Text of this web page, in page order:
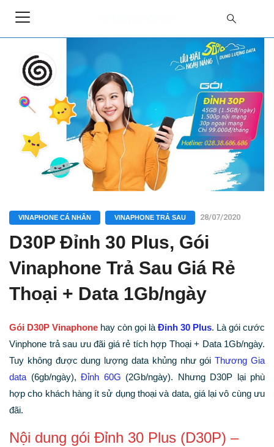
VINAPHONE CÁ NHÂN VINAPHONE TRẢ SAU 28/07/2020
D30P Đỉnh 30 Plus, Gói
Vinaphone Trả Sau Giá Rẻ
Thoại + Data 1Gb/ngày
Gói D30P Vinaphone hay còn gọi là Đỉnh 30 Plus. Là gói cước
Vinphone trả sau ưu đãi giá rẻ tích hợp Thoại + Data 1Gb/ngày.
Tuy không được dung lượng data khủng như góiThương Gia
data (6gb/ngày), Đỉnh 60G (2Gb/ngày). Nhưng D30P lại phù
hợp cho khách hàng ít sử dụng thoại và data, giá lại vô cùng ưu
đãi.
Nội dung gói Đỉnh 30 Plus (D30P) –